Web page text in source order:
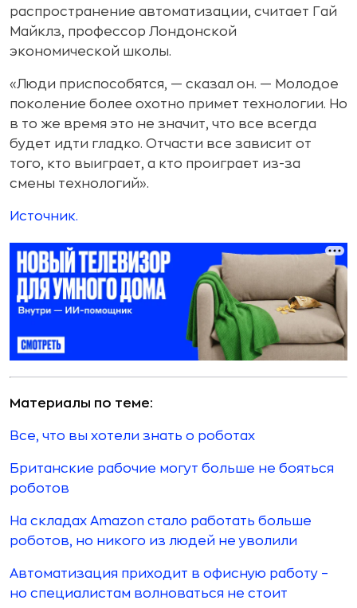
распространение автоматизации, считает Гай
Майклз, профессор Лондонской
экономической школы.
«Люди приспособятся, — сказал он. — Молодое
поколение более охотно примет технологии. Но
в то же время это не значит, что все всегда
будет идти гладко. Отчасти все зависит от
того, кто выиграет, а кто проиграет из-за
смены технологий».
Источник.
Материалы по теме:
Все, что вы хотели знать о роботах
Британские рабочие могут больше не бояться
роботов
На складах Amazon стало работать больше
роботов, но никого из людей не уволили
Автоматизация приходит в офисную работу –
но специалистам волноваться не стоит